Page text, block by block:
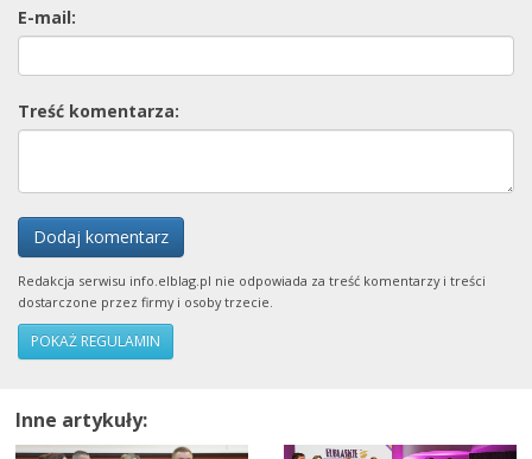
E-mail:
Treść komentarza:
Dodaj komentarz
Redakcja serwisu info.elblag.pl nie odpowiada za treść komentarzy i treści
dostarczone przez firmy i osoby trzecie.
POKAŻ REGULAMIN
Inne artykuły: